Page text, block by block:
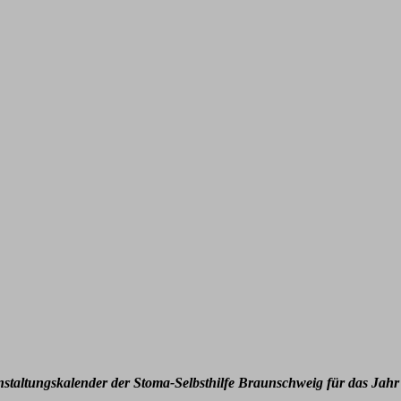
der Stoma-Selbsthilfe Braunschweig für das